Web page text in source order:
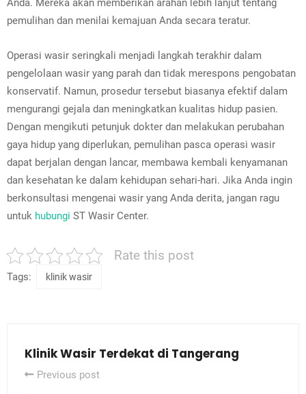
Anda. Mereka akan memberikan arahan lebih lanjut tentang
pemulihan dan menilai kemajuan Anda secara teratur.
Operasi wasir seringkali menjadi langkah terakhir dalam
pengelolaan wasir yang parah dan tidak merespons pengobatan
konservatif. Namun, prosedur tersebut biasanya efektif dalam
mengurangi gejala dan meningkatkan kualitas hidup pasien.
Dengan mengikuti petunjuk dokter dan melakukan perubahan
gaya hidup yang diperlukan, pemulihan pasca operasi wasir
dapat berjalan dengan lancar, membawa kembali kenyamanan
dan kesehatan ke dalam kehidupan sehari-hari. Jika Anda ingin
berkonsultasi mengenai wasir yang Anda derita, jangan ragu
untuk hubungi ST Wasir Center.
Rate this post
Tags: klinik wasir
Klinik Wasir Terdekat di Tangerang
Previous post